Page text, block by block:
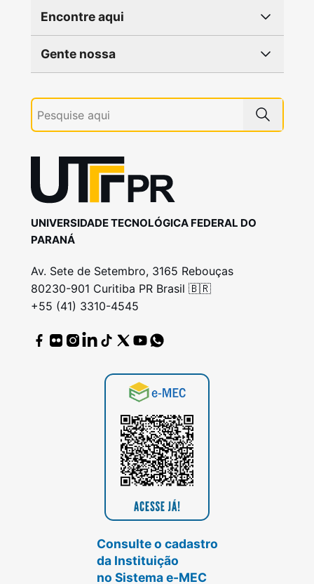
Encontre aqui
Gente nossa
UNIVERSIDADE TECNOLÓGICA FEDERAL DO
PARANÁ
Av. Sete de Setembro, 3165 Rebouças
80230-901 Curitiba PR Brasil 🇧🇷
+55 (41) 3310-4545
Consulte o cadastro
da Instituição
no Sistema e-MEC